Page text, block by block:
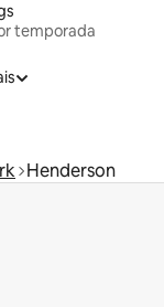
temporada
Henderson